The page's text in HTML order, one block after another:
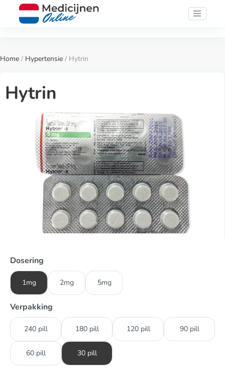
Home / Hypertensie / Hytrin
Hytrin
Dosering
1mg 2mg 5mg
Verpakking
240 pill 180 pill 120 pill 90 pill
60 pill 30 pill